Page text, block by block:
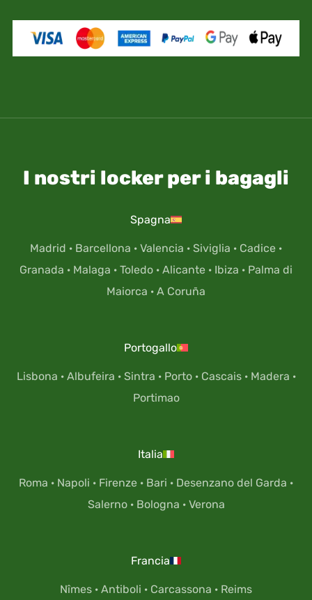
assumi il rischio e la responsabilità di un
eventuale perdita.
I nostri locker per i bagagli
Spagna
Madrid · Barcellona · Valencia · Siviglia · Cadice ·
Granada · Malaga · Toledo · Alicante · Ibiza · Palma di
Maiorca · A Coruña
Portogallo
Lisbona · Albufeira · Sintra · Porto· Cascais· Madera ·
Portimao
Italia
Roma · Napoli · Firenze · Bari · Desenzano del Garda ·
Salerno· Bologna · Verona
Francia
Nîmes · Antiboli · Carcassona · Reims